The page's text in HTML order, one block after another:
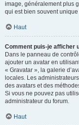
image, généralement plus
qui est bien souvent
Haut
Comment puis-je afficher
Dans le panneau de
ajouter un avatar en
« Gravatar », la galerie
locales. Les
des avatars et des
Si vous ne pouvez pas
administrateur du forum.
Haut